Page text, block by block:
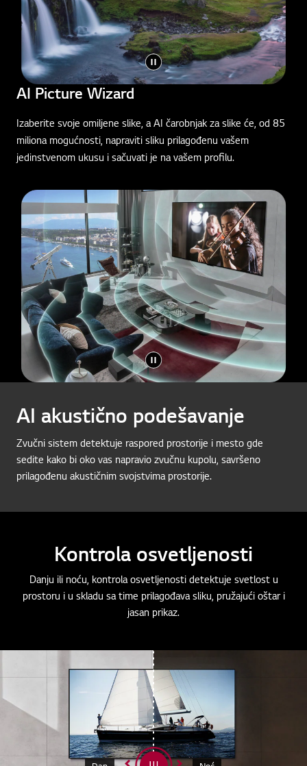
AI Picture Wizard
Izaberite svoje omiljene slike, a AI čarobnjak za slike će, od 85
miliona mogućnosti, napraviti sliku prilagođenu vašem
jedinstvenom ukusu i sačuvati je na vašem profilu.
AI akustično podešavanje
Zvučni sistem detektuje raspored prostorije i mesto gde
sedite kako bi oko vas napravio zvučnu kupolu, savršeno
prilagođenu akustičnim svojstvima prostorije.
Kontrola osvetljenosti
Danju ili noću, kontrola osvetljenosti detektuje svetlost u
prostoru i u skladu sa time prilagođava sliku, pružajući oštar i
jasan prikaz.